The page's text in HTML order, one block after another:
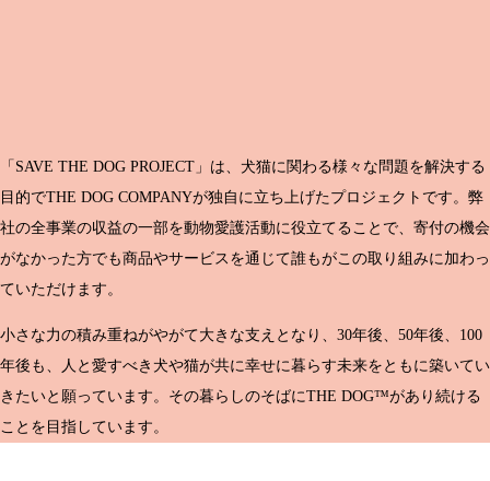
「SAVE THE DOG PROJECT」は、犬猫に関わる様々な問題を解決する
目的でTHE DOG COMPANYが独自に立ち上げたプロジェクトです。弊
社の全事業の収益の一部を動物愛護活動に役立てることで、寄付の機会
がなかった方でも商品やサービスを通じて誰もがこの取り組みに加わっ
ていただけます。
小さな力の積み重ねがやがて大きな支えとなり、30年後、50年後、100
年後も、人と愛すべき犬や猫が共に幸せに暮らす未来をともに築いてい
きたいと願っています。その暮らしのそばにTHE DOG™があり続ける
ことを目指しています。